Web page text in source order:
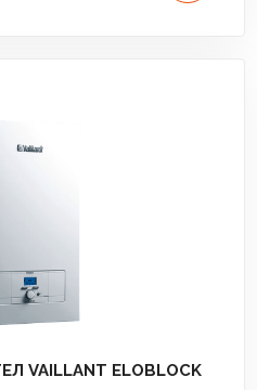
VAILLANT ELOBLOCK